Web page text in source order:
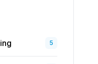
5